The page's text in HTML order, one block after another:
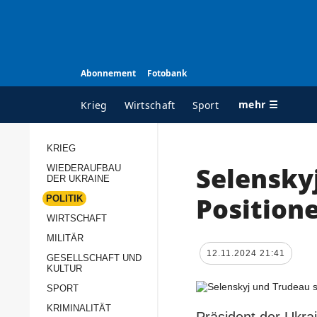
Abonnement Fotobank
Krieg Wirtschaft Sport mehr ☰
ALLE RUBRIKEN
Wiederaufbau der
Politik
Militär
KRIEG
WIEDERAUFBAU
DER UKRAINE
POLITIK
WIRTSCHAFT
MILITÄR
GESELLSCHAFT UND
KULTUR
SPORT
KRIMINALITÄT
12.11.2024 21:41